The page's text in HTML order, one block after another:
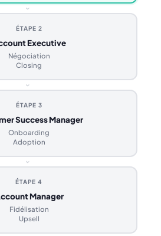
›
ÉTAPE 2
Executive
Négociation
Closing
›
ÉTAPE 3
Success Manager
Onboarding
Adoption
›
ÉTAPE 4
Manager
Fidélisation
Upsell